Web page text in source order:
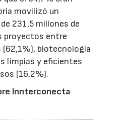
movilizó un
231,5 millones de
proyectos entre
biotecnología
limpias y eficientes
(16,2%).
Innterconecta